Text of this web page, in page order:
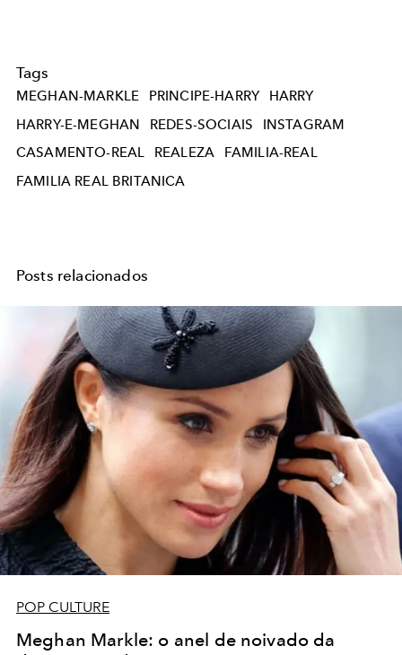
Tags
MEGHAN-MARKLE PRINCIPE-HARRY
HARRY
HARRY-E-MEGHAN
REDES-SOCIAIS
INSTAGRAM
CASAMENTO-REAL
REALEZA
FAMILIA-REAL
FAMILIA REAL BRITANICA
Posts relacionados
POP CULTURE
Meghan Markle: o anel de noivado da